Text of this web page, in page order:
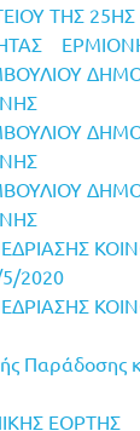
ΤΗΣ
2020
Παράδοσης
ΕΟΡΤΗΣ